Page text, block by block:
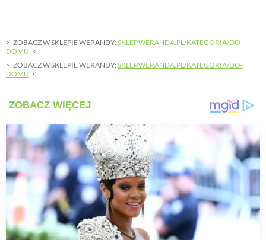
ZOBACZ W SKLEPIE WERANDY: SKLEP.WERANDA.PL/KATEGORIA/DO-
DOMU
ZOBACZ W SKLEPIE WERANDY: SKLEP.WERANDA.PL/KATEGORIA/DO-
DOMU